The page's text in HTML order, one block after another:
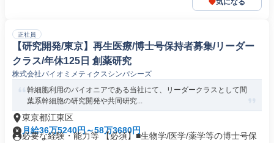
気になる
正社員
【研究開発/東京】再生医療/博士号保持者募集/リーダー
クラス/年休125日 創薬研究
株式会社バイオミメティクスシンパシーズ
幹細胞利用のパイオニアである当社にて、リーダークラスとして間
葉系幹細胞の研究開発や共同研究...
東京都江東区
月給36万5240円～58万3680円
必要な経験・能力等 【必須】■生物学/医学/薬学等の博士号保